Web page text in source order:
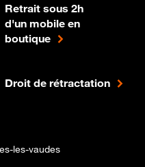
Retrait sous 2h
d'un mobile en
boutique
Droit de rétractation
les-vaudes